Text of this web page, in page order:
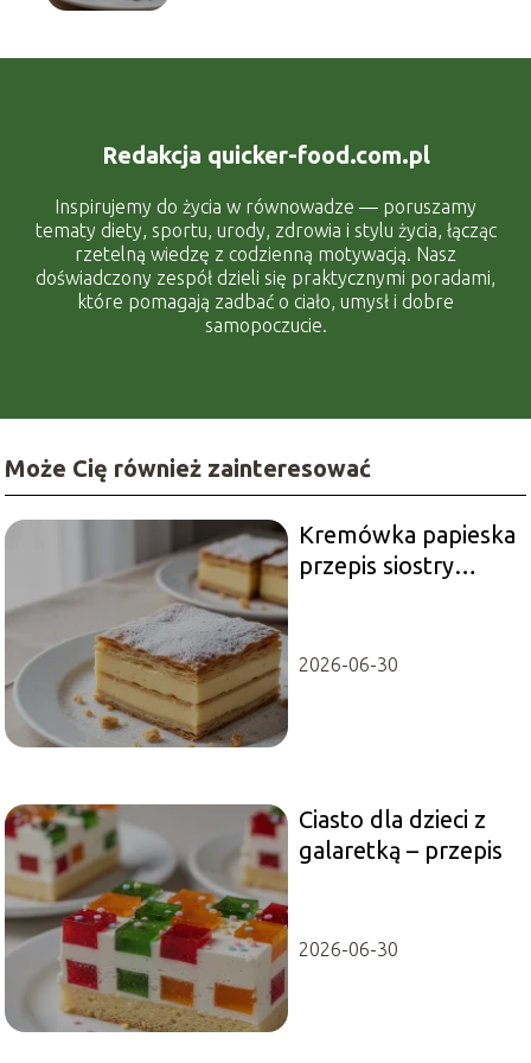
Redakcja quicker-food.com.pl
Inspirujemy do życia w równowadze — poruszamy
tematy diety, sportu, urody, zdrowia i stylu życia, łącząc
rzetelną wiedzę z codzienną motywacją. Nasz
doświadczony zespół dzieli się praktycznymi poradami,
które pomagają zadbać o ciało, umysł i dobre
samopoczucie.
Może Cię również zainteresować
Kremówka papieska
przepis siostry
2026-06-30
Ciasto dla dzieci z
galaretką – przepis
2026-06-30